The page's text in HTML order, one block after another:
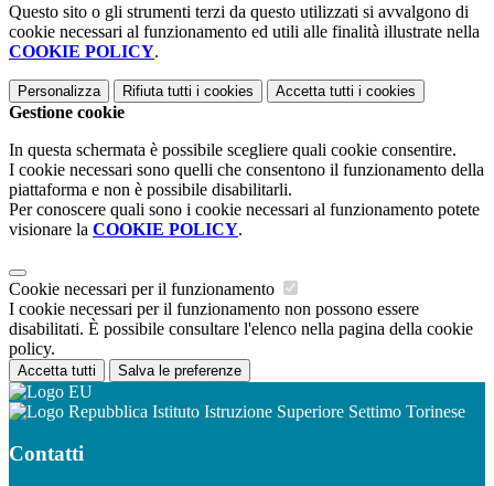
Questo sito o gli strumenti terzi da questo utilizzati si avvalgono di
cookie necessari al funzionamento ed utili alle finalità illustrate nella
COOKIE POLICY.
Personalizza Rifiuta tutti i cookies Accetta tutti i cookies
Gestione cookie
In questa schermata è possibile scegliere quali cookie consentire.
I cookie necessari sono quelli che consentono il funzionamento della
piattaforma e non è possibile disabilitarli.
Per conoscere quali sono i cookie necessari al funzionamento potete
visionare la COOKIE POLICY.
Cookie necessari per il funzionamento
I cookie necessari per il funzionamento non possono essere
disabilitati. È possibile consultare l'elenco nella pagina della cookie
policy.
Accetta tutti Salva le preferenze
Istituto Istruzione Superiore Settimo Torinese
Contatti